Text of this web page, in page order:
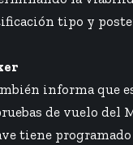
tipo y
informa que
de vuelo del
tiene